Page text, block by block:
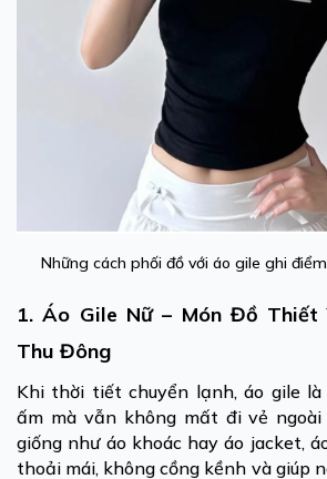
Những cách phối đồ với áo gile ghi
1. Áo Gile Nữ – Món Đồ Thiết
Thu Đông
Khi thời tiết chuyển lạnh, áo gile
ấm mà vẫn không mất đi vẻ
giống như áo khoác hay áo jacket,
thoải mái, không cồng kềnh và giúp